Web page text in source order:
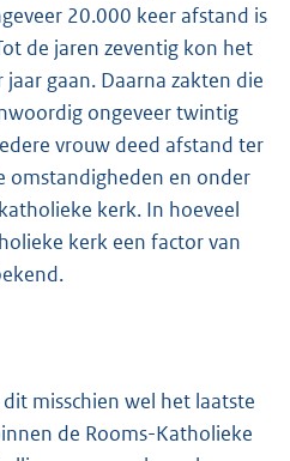
20.000 keer afstand is
de jaren zeventig kon het
gaan. Daarna zakten die
ongeveer twintig
vrouw deed afstand ter
omstandigheden en onder
kerk. In hoeveel
kerk een factor van
misschien wel het laatste
de Rooms-Katholieke